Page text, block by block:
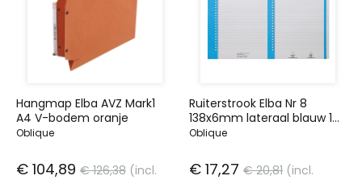
Hangmap Elba AVZ Mark1
A4 V-bodem oranje
Oblique
€ 104,89 € 126,38 (incl.
Ruiterstrook Elba Nr 8
138x6mm lateraal blauw 10
vel
Oblique
€ 17,27 € 20,81 (incl.